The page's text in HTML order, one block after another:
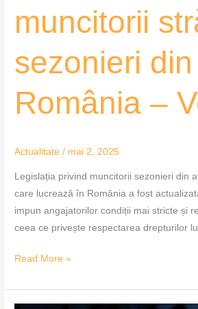
muncitorii
sezonieri din
România –
Actualitate / mai 2, 2025
Legislația privind muncitorii sezonieri din
care lucrează în România a fost
impun angajatorilor condiții mai stricte și
ceea ce privește respectarea drepturilor
Read More »